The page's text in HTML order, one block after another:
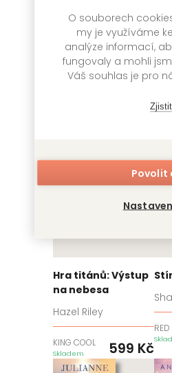
O souborech
my je využíváme
analýze informací,
fungovaly a mohli
Váš souhlas je pro
Povolit
Kakegurui: Blázni
do hazardu 7
Homura Kawamoto,
Toru Naomura
Hra titánů: Výstup
na nebesa
Hazel Riley
KING COOL
Skladem 599 Kč
RED